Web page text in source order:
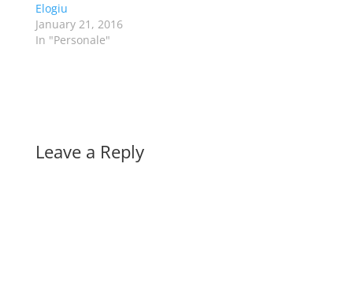
Elogiu
January 21, 2016
In "Personale"
Leave a Reply